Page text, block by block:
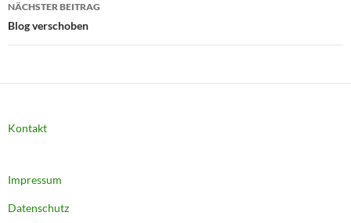
NÄCHSTER BEITRAG
Blog verschoben
Kontakt
Impressum
Datenschutz